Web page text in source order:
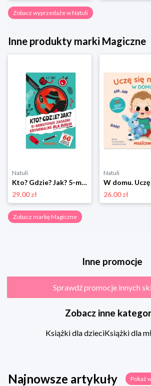
Zobacz wyprzedaże w Natuli
Inne produkty marki Magiczne
Natuli
Kto? Gdzie? Jak? 5-minutowe zagadki kryminalne dla dzieci Magiczne
29.00 zł
Natuli
26.00 zł
Zobacz markę Magiczne
Inne promocje
Sprawdź promocje innych
Zobacz inne
Książki dla dzieciKsiążki dla
Najnowsze artykuły Pokaż